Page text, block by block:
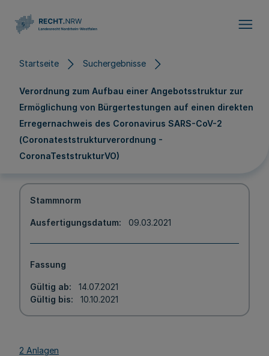
Startseite Suchergebnisse
Verordnung zum Aufbau einer Angebotsstruktur zur
Ermöglichung von Bürgertestungen auf einen direkten
Erregernachweis des Coronavirus SARS-CoV-2
(Coronateststrukturverordnung -
CoronaTeststrukturVO)
Stammnorm
Ausfertigungsdatum 09.03.2021
Fassung
Gültig ab
14.07.2021
Gültig bis
10.10.2021
2 Anlagen